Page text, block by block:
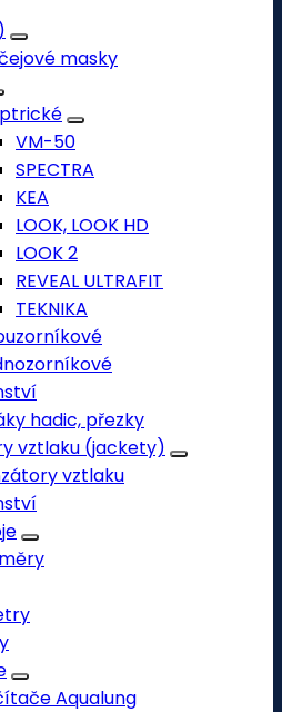
masky
VM-50
SPECTRA
KEA
LOOK, LOOK HD
LOOK 2
REVEAL ULTRAFIT
TEKNIKA
hadic, přezky
vztlaku (jackety)
vztlaku
Aqualung